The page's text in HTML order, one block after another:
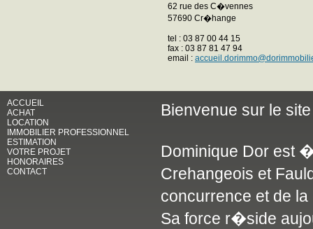
62 rue des C�vennes
57690 Cr�hange
tel : 03 87 00 44 15
fax : 03 87 81 47 94
email :
ACCUEIL
ACHAT
LOCATION
IMMOBILIER PROFESSIONNEL
ESTIMATION
VOTRE PROJET
HONORAIRES
CONTACT
Bienvenue sur le
Dominique Dor est
Crehangeois et
concurrence et de
Sa force r�side